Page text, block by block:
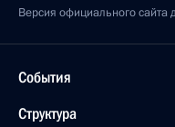
Версия официального сайта
События
Структура